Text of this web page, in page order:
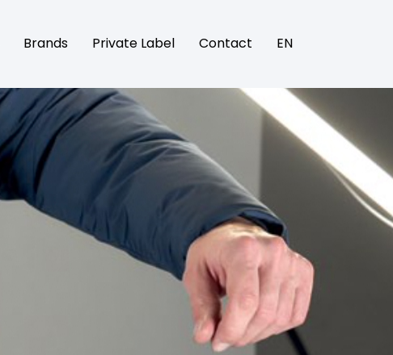
Brands Private Label Contact EN